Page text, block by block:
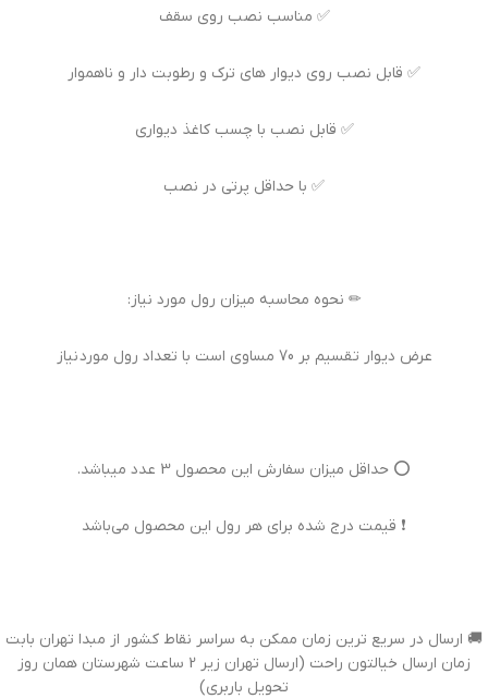
✅ مناسب نصب روی سقف
✅ قابل نصب روی دیوار های ترک و رطوبت دار و ناهموار
✅ قابل نصب با چسب کاغذ دیواری
✅ با حداقل پرتی در نصب
✏ نحوه محاسبه میزان رول مورد نیاز:
عرض دیوار تقسیم بر 70 مساوی است با تعداد رول مورد نیاز
⭕ حداقل میزان سفارش این محصول 3 عدد میباشد.
❗ قیمت درج شده برای هر رول این محصول می‌باشد
🚚 ارسال در سریع ترین زمان ممکن به سراسر نقاط کشور از مبدا تهران بابت
زمان ارسال خیالتون راحت (ارسال تهران زیر 2 ساعت شهرستان همان روز
تحویل باربری)